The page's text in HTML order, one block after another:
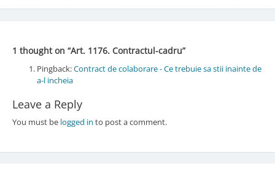
1 thought on “Art. 1176. Contractul-cadru”
Pingback:Contract de colaborare - Ce trebuie sa stii inainte de
a-l incheia
Leave a Reply
You must be logged in to post a comment.